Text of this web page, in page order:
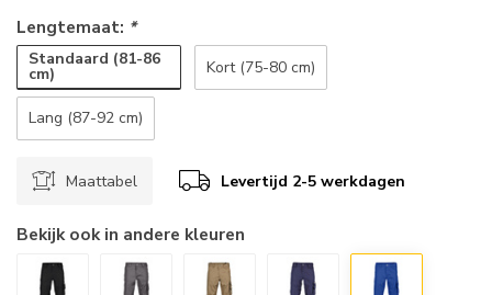
Lengtemaat: *
Standaard (81-86
cm) Kort (75-80 cm)
Lang (87-92 cm)
Maattabel Levertijd 2-5 werkdagen
Bekijk ook in andere kleuren